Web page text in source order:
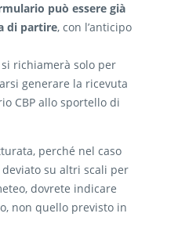
può essere già
di partire, con l’anticipo
richiamerà solo per
generare la ricevuta
CBP allo sportello di
perché nel caso
deviato su altri scali per
dovrete indicare
non quello previsto in